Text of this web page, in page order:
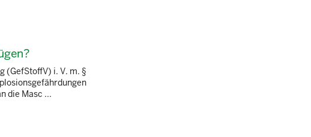
(GefStoffV) i. V. m. §
die Masc ...